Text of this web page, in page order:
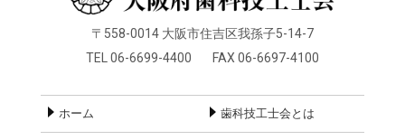
お知らせ
2023.07.28
「歯科技工におけるリモートワーク」についてのアン
2023.07.26
R5/10/29「ボウリング大会」
〒558-0014 大阪市住吉区我孫子5-14-7
TEL 06-6699-4400
FAX 06-6697-4100
ホーム 歯科技工士会とは